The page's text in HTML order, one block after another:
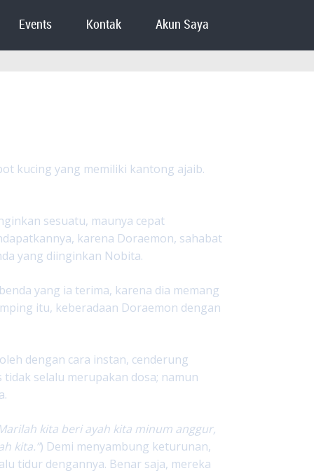
Events Kontak Akun Saya
kucing yang memiliki kantong ajaib.
sesuatu, maunya cepat
karena Doraemon, sahabat
yang diinginkan Nobita.
yang ia terima, karena dia memang
itu, keberadaan Doraemon dengan
dengan cara instan, cenderung
selalu merupakan dosa; namun
kita beri ayah kita minum anggur,
kita.”) Demi menyambung keturunan,
tidur dengannya. Benar saja, mereka